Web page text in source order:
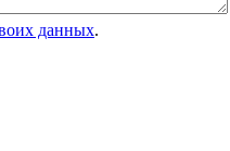
данных.